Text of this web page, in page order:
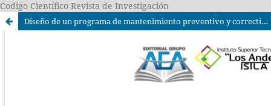
Codigo Científico Revista de Investigación
Diseño de un programa de mantenimiento preventivo y correctivo del bebedero de agua del instituto Tsa'chila basada en el enfoque de gestión de riesgos laborales